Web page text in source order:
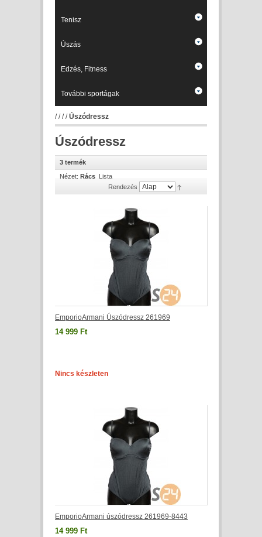
Tenisz
Úszás
Edzés, Fitness
További sportágak
////Úszódressz
Úszódressz
3 termék
Nézet: Rács Lista
Rendezés
EmporioArmani Úszódressz 261969
14 999 Ft
Nincs készleten
EmporioArmani úszódressz 261969-8443
14 999 Ft